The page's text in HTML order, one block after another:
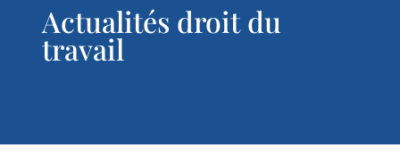
Actualités droit du
travail